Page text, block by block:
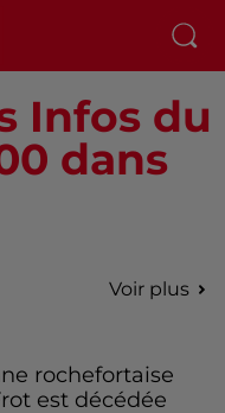
Infos du
dans
Voir plus
rochefortaise
est décédée